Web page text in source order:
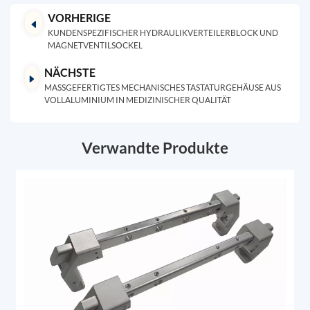
VORHERIGE
KUNDENSPEZIFISCHER HYDRAULIKVERTEILERBLOCK UND
MAGNETVENTILSOCKEL
NÄCHSTE
MASSGEFERTIGTES MECHANISCHES TASTATURGEHÄUSE AUS V
OLLALUMINIUM IN MEDIZINISCHER QUALITÄT
Verwandte Produkte